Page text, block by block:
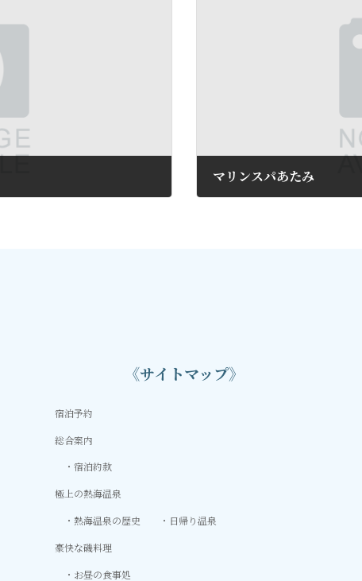
マリンスパあたみ
《サイトマップ》
宿泊予約
総合案内
宿泊約款
極上の熱海温泉
熱海温泉の歴史
日帰り温泉
豪快な磯料理
お昼の食事処